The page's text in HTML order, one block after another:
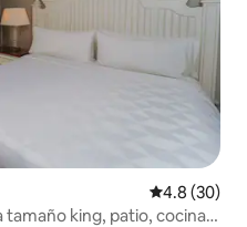
Calificación
4.8 (30)
tamaño king, patio, cocina